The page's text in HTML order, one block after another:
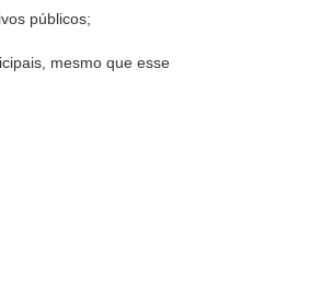
públicos;
mesmo que esse